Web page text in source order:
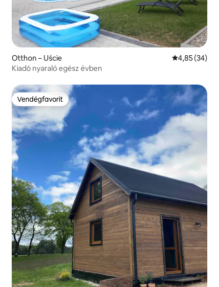
Otthon – Uście Átlagos
4,85 (34)
Kiadó nyaraló egész évben
Vendégfavorit
Vendégfavorit